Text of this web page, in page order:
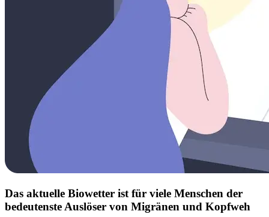
Das aktuelle Biowetter ist für viele Menschen der
bedeutenste Auslöser von Migränen und Kopfweh